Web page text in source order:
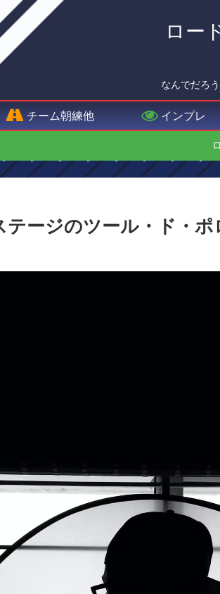
ロー
なんでだろ
チーム朝練他 インプレ
テージのツール・ド・